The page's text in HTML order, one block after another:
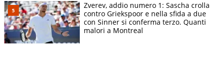
Zverev, addio numero 1: Sascha crolla
contro Griekspoor e nella sfida a due
con Sinner si conferma terzo. Quanti
malori a Montreal